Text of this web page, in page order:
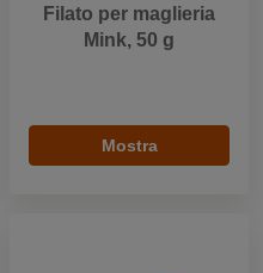
Filato per maglieria
Mink, 50 g
Mostra